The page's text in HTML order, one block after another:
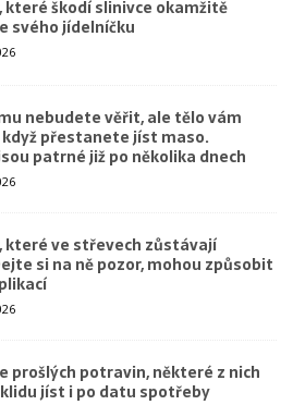
které škodí slinivce okamžitě
svého jídelníčku
nebudete věřit, ale tělo vám
když přestanete jíst maso.
patrné již po několika dnech
které ve střevech zůstávají
si na ně pozor, mohou způsobit
prošlých potravin, některé z nich
jíst i po datu spotřeby